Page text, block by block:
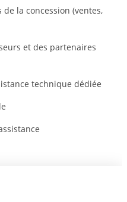
la concession (ventes,
et des partenaires
technique dédiée